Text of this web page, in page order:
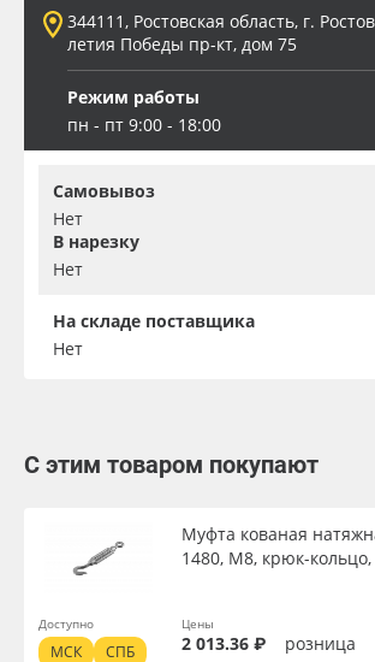
344111, Ростовская область, г.
летия Победы пр-кт, дом 75
Режим работы
пн - пт 9:00 - 18:00
Самовывоз
Нет
В нарезку
Нет
На складе поставщика
Нет
С этим товаром покупают
Муфта кованая
1480, М8, крюк-
Цены
2 013.36 ₽ розница
Доступно
МСК
СПБ